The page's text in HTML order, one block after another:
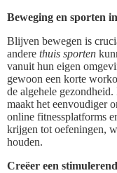
Beweging en sporten
Blijven bewegen is
andere thuis sporten
vanuit hun eigen
gewoon een korte
de algehele
maakt het eenvoudiger
online fitnessplatforms
krijgen tot oefeningen,
houden.
Creëer een